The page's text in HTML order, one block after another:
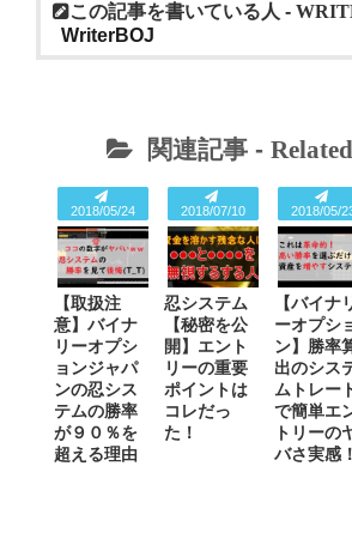
この記事を書いている人 -
WriterBOJ
関連記事 -
2018/05/24
【取扱注
意】バイナ
リーオプシ
ョンジャパ
ンの忍シス
テムの勝率
が９０％を
超える理由
2018/07/10
忍システム
【秘密を公
開】エント
リーの重要
ポイントは
コレだっ
た！
2018/05/
【バイナ
ーオプシ
ン】勝率
出のシス
ムトレー
で簡単エ
トリーの
バさ実感！